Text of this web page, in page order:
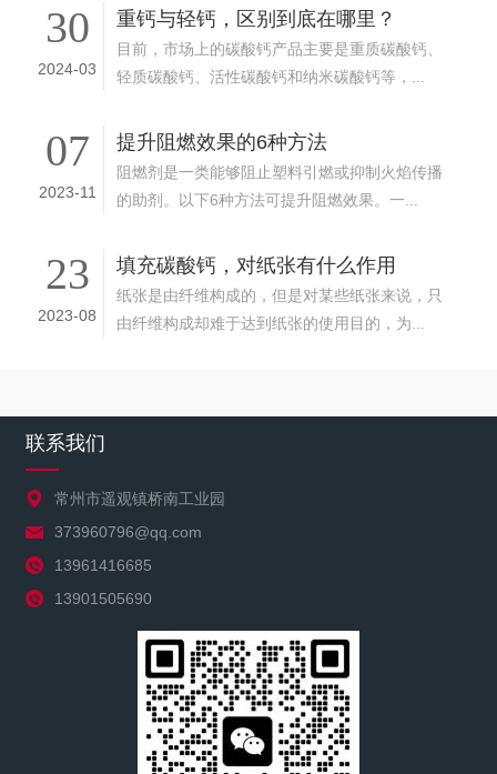
30
2024-03
重钙与轻钙，区别到底在哪里？
目前，市场上的碳酸钙产品主要是重质碳酸钙、
轻质碳酸钙、活性碳酸钙和纳米碳酸钙等，...
07
2023-11
提升阻燃效果的6种方法
阻燃剂是一类能够阻止塑料引燃或抑制火焰传播
的助剂。以下6种方法可提升阻燃效果。一...
23
2023-08
填充碳酸钙，对纸张有什么作用
纸张是由纤维构成的，但是对某些纸张来说，只
由纤维构成却难于达到纸张的使用目的，为...
联系我们
常州市遥观镇桥南工业园
373960796@qq.com
13961416685
13901505690